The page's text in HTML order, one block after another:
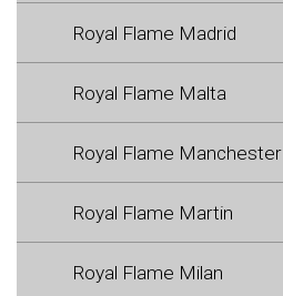
Royal Flame Madrid
Royal Flame Malta
Royal Flame Manchester
Royal Flame Martin
Royal Flame Milan